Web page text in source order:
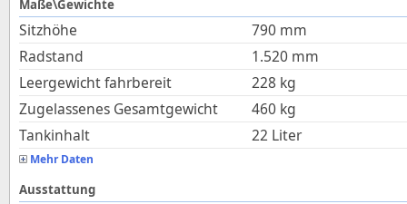
Maße\Gewichte
Sitzhöhe 790 mm
Radstand
1.520 mm
Leergewicht fahrbereit
228 kg
Zugelassenes Gesamtgewicht
460 kg
Tankinhalt
22 Liter
Mehr Daten
Ausstattung